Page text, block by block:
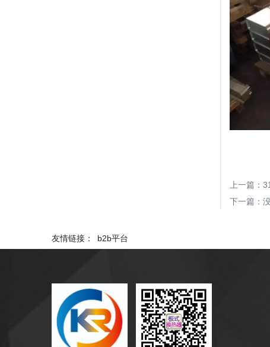
上一篇：
下一篇：
友情链接： b2b平台